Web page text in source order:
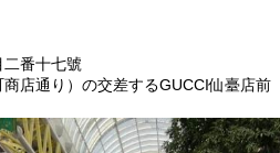
番十七號
店通り）の交差するGUCCI仙臺店前